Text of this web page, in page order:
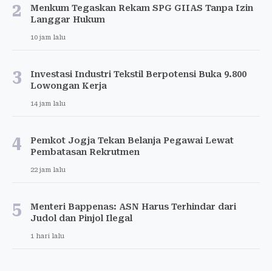
2
Menkum Tegaskan Rekam SPG GIIAS Tanpa Izin
Langgar Hukum
10 jam lalu
3
Investasi Industri Tekstil Berpotensi Buka 9.800
Lowongan Kerja
14 jam lalu
4
Pemkot Jogja Tekan Belanja Pegawai Lewat
Pembatasan Rekrutmen
22 jam lalu
5
Menteri Bappenas: ASN Harus Terhindar dari
Judol dan Pinjol Ilegal
1 hari lalu